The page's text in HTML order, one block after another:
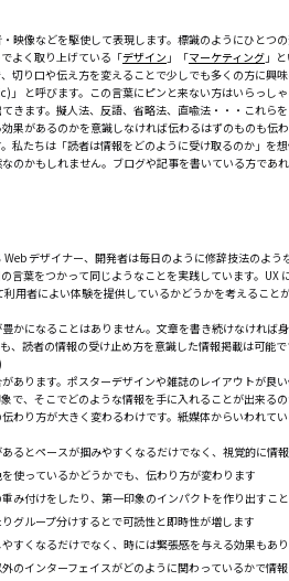
映像などを駆使して表現します。標識のようにひとつ
よく取り上げている「デザイン 」「マーケティング 」
切り口や伝え方を変えることで少しでも多くの方に興
と呼びます。この言葉にピンと来ない方はいらっしゃ
きます。擬人法、反語、省略法、直喩法・・・これらを
果があるのかを意識しなければ伝わるはずのものも伝
私たちは「読者は情報をどのように受け取るのか」を
のかもしれません。ブログや記事を書いている方であ
デザイナー、開発者は毎日のように修辞技法のよ
言葉をつかって同じようなことを実践しています。UX
用者によい体験を提供しているかどうかを考えること
かになることはありません。文章を書き続けなければ
読者の情報の受け止め方を意識した情報掲載は可能で
あります。ポスターデザインや雑誌のレイアウトが良
で、そこでどのような情報を手に入れることが出来る
わり方が大きく変わるわけです。紙媒体からいわれて
るとペースが掴みやすくなるだけでなく、視覚的に情
使っているかどうかでも、伝わり方が変わります
み付けをしたり、第一印象のインパクトを作り出すこ
グループ分けするとで可読性と即時性が増します
すくなるだけでなく、時には緊張感を与える効果もあ
のインターフェイスがどのように関わっているかで情